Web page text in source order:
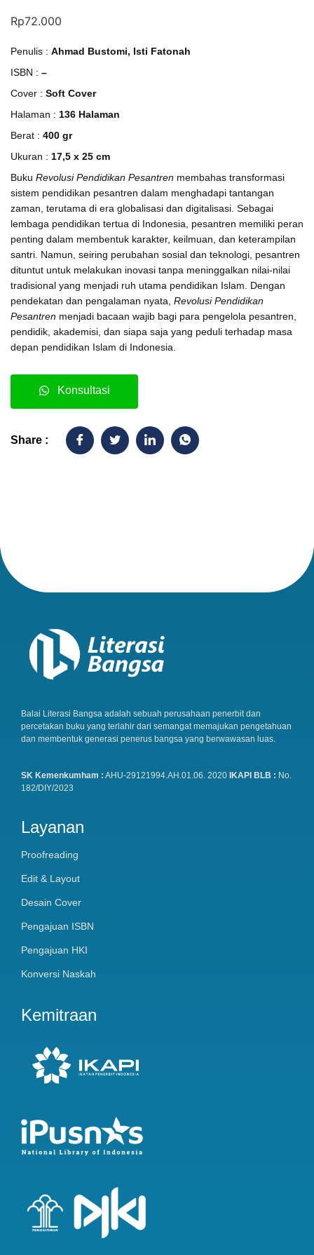
Rp72.000
Penulis : Ahmad Bustomi, Isti Fatonah
ISBN : –
Cover : Soft Cover
Halaman : 136 Halaman
Berat : 400 gr
Ukuran : 17,5 x 25 cm
Buku Revolusi Pendidikan Pesantren membahas transformasi
sistem pendidikan pesantren dalam menghadapi tantangan
zaman, terutama di era globalisasi dan digitalisasi. Sebagai
lembaga pendidikan tertua di Indonesia, pesantren memiliki peran
penting dalam membentuk karakter, keilmuan, dan keterampilan
santri. Namun, seiring perubahan sosial dan teknologi, pesantren
dituntut untuk melakukan inovasi tanpa meninggalkan nilai-nilai
tradisional yang menjadi ruh utama pendidikan Islam. Dengan
pendekatan dan pengalaman nyata, Revolusi Pendidikan
Pesantren menjadi bacaan wajib bagi para pengelola pesantren,
pendidik, akademisi, dan siapa saja yang peduli terhadap masa
depan pendidikan Islam di Indonesia.
Konsultasi
Share :
Balai Literasi Bangsa adalah sebuah perusahaan penerbit dan
percetakan buku yang terlahir dari semangat memajukan pengetahuan
dan membentuk generasi penerus bangsa yang berwawasan luas.
SK Kemenkumham : AHU-29121994.AH.01.06. 2020 IKAPI BLB : No.
182/DIY/2023
Layanan
Proofreading
Edit & Layout
Desain Cover
Pengajuan ISBN
Pengajuan HKI
Konversi Naskah
Kemitraan